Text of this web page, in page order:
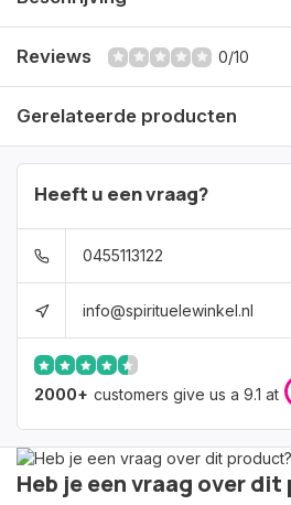
Reviews 0/10
Gerelateerde producten
Heeft u een vraag?
0455113122
info@spirituelewinkel.nl
2000+ customers give us a 9.1 at
Heb je een vraag over